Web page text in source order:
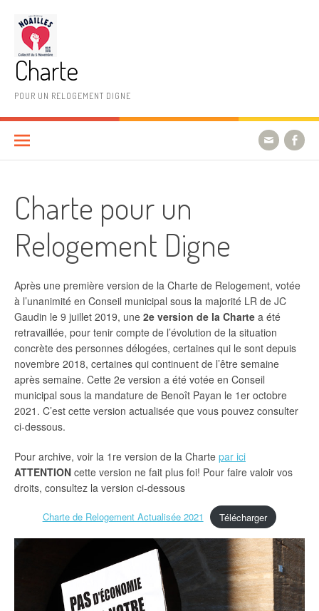
Charte
POUR UN RELOGEMENT DIGNE
Charte pour un
Relogement Digne
Après une première version de la Charte de Relogement, votée
à l’unanimité en Conseil municipal sous la majorité LR de JC
Gaudin le 9 juillet 2019, une 2e version de la Charte a été
retravaillée, pour tenir compte de l’évolution de la situation
concrète des personnes délogées, certaines qui le sont depuis
novembre 2018, certaines qui continuent de l’être semaine
après semaine. Cette 2e version a été votée en Conseil
municipal sous la mandature de Benoît Payan le 1er octobre
2021. C’est cette version actualisée que vous pouvez consulter
ci-dessous.
Pour archive, voir la 1re version de la Charte par ici
ATTENTION cette version ne fait plus foi! Pour faire valoir vos
droits, consultez la version ci-dessous
Charte de Relogement Actualisée 2021 Télécharger